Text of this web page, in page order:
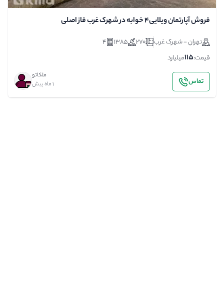
فروش آپارتمان ویلایی4 خوابه در شهرک غرب فاز اصلی
تهران - شهرک غرب 270
1385
4
قیمت:115میلیارد
تماس
ملکاتو
1 ماه پیش